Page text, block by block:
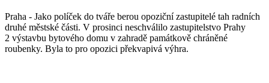
Praha - Jako políček do tváře berou opoziční zastupitelé tah radních
druhé městské části. V prosinci neschválilo zastupitelstvo Prahy
2 výstavbu bytového domu v zahradě památkově chráněné
roubenky. Byla to pro opozici překvapivá výhra.